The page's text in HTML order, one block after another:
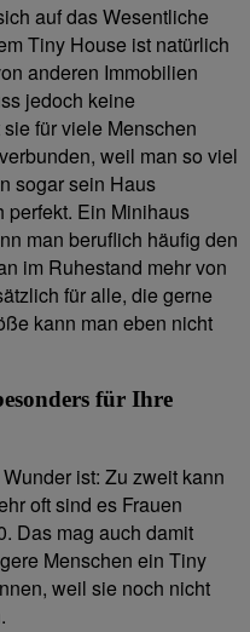
auf das Wesentliche
Tiny House ist natürlich
anderen Immobilien
jedoch keine
für viele Menschen
weil man so viel
sogar sein Haus
perfekt. Ein Minihaus
man beruflich häufig den
im Ruhestand mehr von
für alle, die gerne
kann man eben nicht
für Ihre
ist: Zu zweit kann
oft sind es Frauen
Das mag auch damit
Menschen ein Tiny
weil sie noch nicht